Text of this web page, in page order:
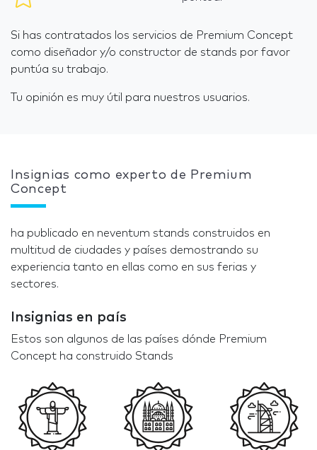
Si has contratados los servicios de Premium Concept
como diseñador y/o constructor de stands por favor
puntúa su trabajo.
Tu opinión es muy útil para nuestros usuarios.
Insignias como experto de Premium
Concept
ha publicado en neventum stands construidos en
multitud de ciudades y países demostrando su
experiencia tanto en ellas como en sus ferias y
sectores.
Insignias en país
Estos son algunos de las países dónde Premium
Concept ha construido Stands